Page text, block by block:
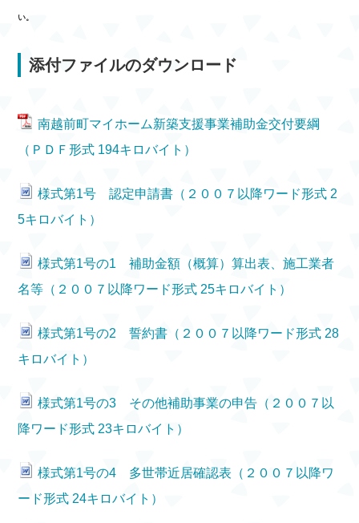
い。
添付ファイルのダウンロード
南越前町マイホーム新築支援事業補助金交付要綱
（ＰＤＦ形式 194キロバイト）
様式第1号 認定申請書（２００７以降ワード形式 2
5キロバイト）
様式第1号の1 補助金額（概算）算出表、施工業者
名等（２００７以降ワード形式 25キロバイト）
様式第1号の2 誓約書（２００７以降ワード形式 28
キロバイト）
様式第1号の3 その他補助事業の申告（２００７以
降ワード形式 23キロバイト）
様式第1号の4 多世帯近居確認表（２００７以降ワ
ード形式 24キロバイト）